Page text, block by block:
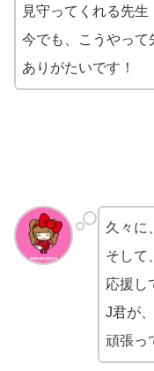
見守ってくれる先生
今でも、こうやって
ありがたいです！
久々に
そして
応援し
J君が
頑張っ